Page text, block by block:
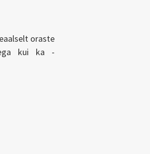
oraste
kui ka -